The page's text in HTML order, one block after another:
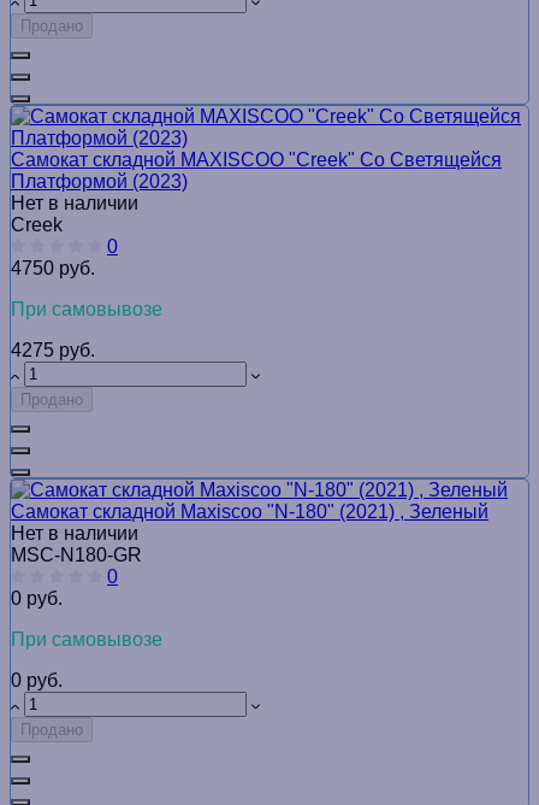
Продано
Самокат складной MAXISCOO "Creek" Со Светящейся
Платформой (2023)
Нет в наличии
Creek
0
4750 руб.
При самовывозе
4275 руб.
Продано
Самокат складной Maxiscoo "N-180" (2021) , Зеленый
Нет в наличии
MSC-N180-GR
0
0 руб.
При самовывозе
0 руб.
Продано